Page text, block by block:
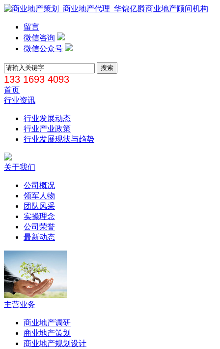
留言
微信咨询
微信公众号
133 1693 4093
首页
行业资讯
行业发展动态
行业产业政策
行业发展现状与趋势
关于我们
公司概况
领军人物
团队风采
实操理念
公司荣誉
最新动态
主营业务
商业地产调研
商业地产策划
商业地产规划设计